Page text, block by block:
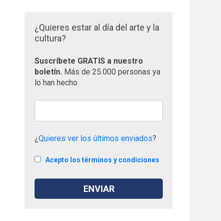
¿Quieres estar al día del arte y la
cultura?
Suscríbete GRATIS a nuestro
boletín. Más de 25.000 personas ya
lo han hecho
¿Quieres ver los últimos enviados?
Acepto los términos y condiciones